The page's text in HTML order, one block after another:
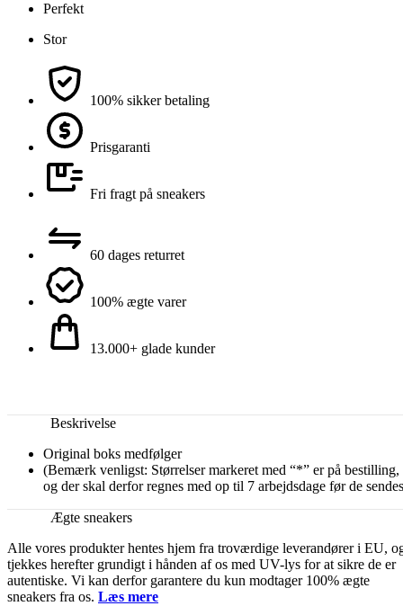
Perfekt
Stor
100% sikker betaling
Prisgaranti
Fri fragt på sneakers
60 dages returret
100% ægte varer
13.000+ glade kunder
Beskrivelse
Original boks medfølger
(Bemærk venligst: Størrelser markeret med “*” er på bestilling,
og der skal derfor regnes med op til 7 arbejdsdage før de
Ægte sneakers
Alle vores produkter hentes hjem fra troværdige leverandører i EU,
tjekkes herefter grundigt i hånden af os med UV-lys for at sikre de er
autentiske. Vi kan derfor garantere du kun modtager 100% ægte
sneakers fra os. Læs mere